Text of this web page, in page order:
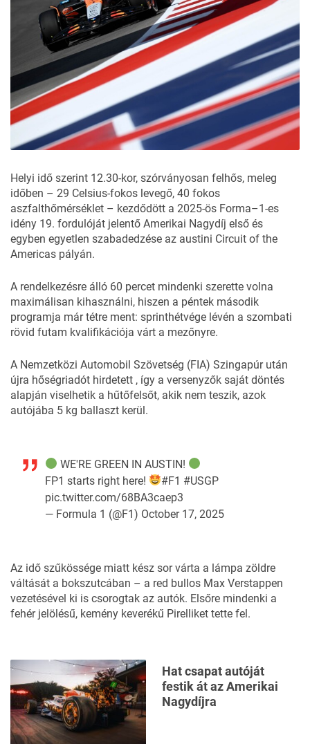
Helyi idő szerint 12.30-kor, szórványosan felhős, meleg
időben – 29 Celsius-fokos levegő, 40 fokos
aszfalthőmérséklet – kezdődött a 2025-ös Forma–1-es
idény 19. fordulóját jelentő Amerikai Nagydíj első és
egyben egyetlen szabadedzése az austini Circuit of the
Americas pályán.
A rendelkezésre álló 60 percet mindenki szerette volna
maximálisan kihasználni, hiszen a péntek második
programja már tétre ment: sprinthétvége lévén a szombati
rövid futam kvalifikációja várt a mezőnyre.
A Nemzetközi Automobil Szövetség (FIA) Szingapúr után
újra hőségriadót hirdetett , így a versenyzők saját döntés
alapján viselhetik a hűtőfelsőt, akik nem teszik, azok
autójába 5 kg ballaszt kerül.
WE'RE GREEN IN AUSTIN!
FP1 starts right here!
#F1 #USGP
pic.twitter.com/68BA3caep3
— Formula 1 (@F1) October 17, 2025
Az idő szűkössége miatt kész sor várta a lámpa zöldre
váltását a bokszutcában – a red bullos Max Verstappen
vezetésével ki is csorogtak az autók. Elsőre mindenki a
fehér jelölésű, kemény keverékű Pirelliket tette fel.
Hat csapat autóját
festik át az Amerikai
Nagydíjra